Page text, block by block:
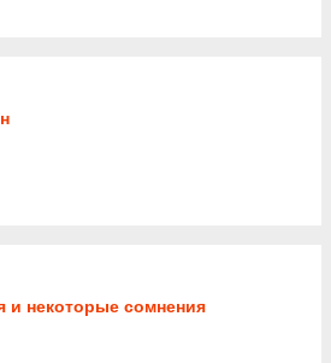
и некоторые сомнения